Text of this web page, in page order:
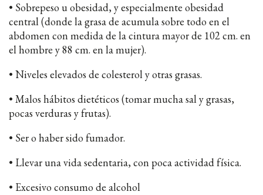
• Sobrepeso u obesidad, y especialmente obesidad
central (donde la grasa de acumula sobre todo en el
abdomen con medida de la cintura mayor de 102 cm. en
el hombre y 88 cm. en la mujer).
• Niveles elevados de colesterol y otras grasas.
• Malos hábitos dietéticos (tomar mucha sal y grasas,
pocas verduras y frutas).
• Ser o haber sido fumador.
• Llevar una vida sedentaria, con poca actividad física.
• Excesivo consumo de alcohol